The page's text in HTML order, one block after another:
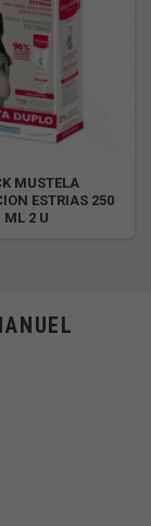
MUSTELA
ESTRIAS 250
ML 2 U